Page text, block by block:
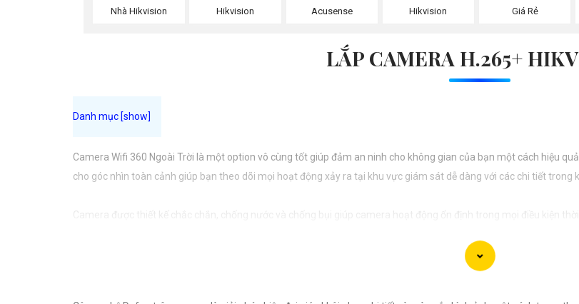
Nhà Hikvision
Hikvision
Acusense
Hikvision
Giá Rẻ
LẮP CAMERA H.265+
Camera Wifi 360 Ngoài Trời là một option vô cùng tốt giúp đảm an ninh cho không gian của bạn một cách hiệu
cho góc nhìn toàn cảnh giúp bạn theo dõi mọi hoạt động xảy ra tại khu vực giám sát dễ dàng với các chi tiết trong
Camera được thiết kế chắc chắn, chống nước và chống bụi giúp camera hoạt động ổn định trong mọi điều kiện